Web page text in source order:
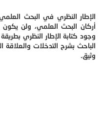
الإطار النظري في البحث
أركان البحث العلمي، ولن يكون
وجود كتابة الإطار النظري
الباحث بشرح التدخلات والعلاقة
وثيق.